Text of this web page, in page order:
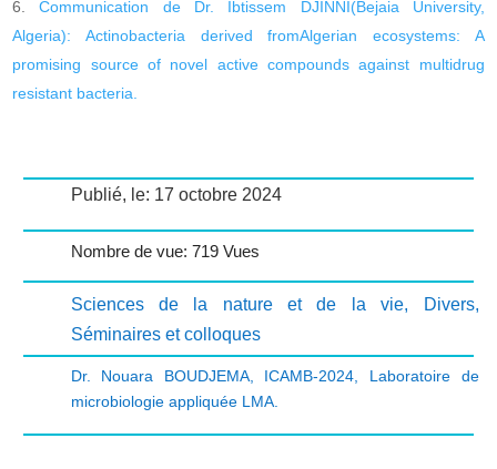
Communication de Dr. Ibtissem DJINNI(Bejaia University,
Algeria): Actinobacteria derived fromAlgerian ecosystems: A
promising source of novel active compounds against multidrug
resistant bacteria.
Publié, le: 17 octobre 2024
Nombre de vue: 719 Vues
Sciences de la nature et de la vie, Divers,
Séminaires et colloques
Dr. Nouara BOUDJEMA, ICAMB-2024
Laboratoire de
microbiologie appliquée LMA.